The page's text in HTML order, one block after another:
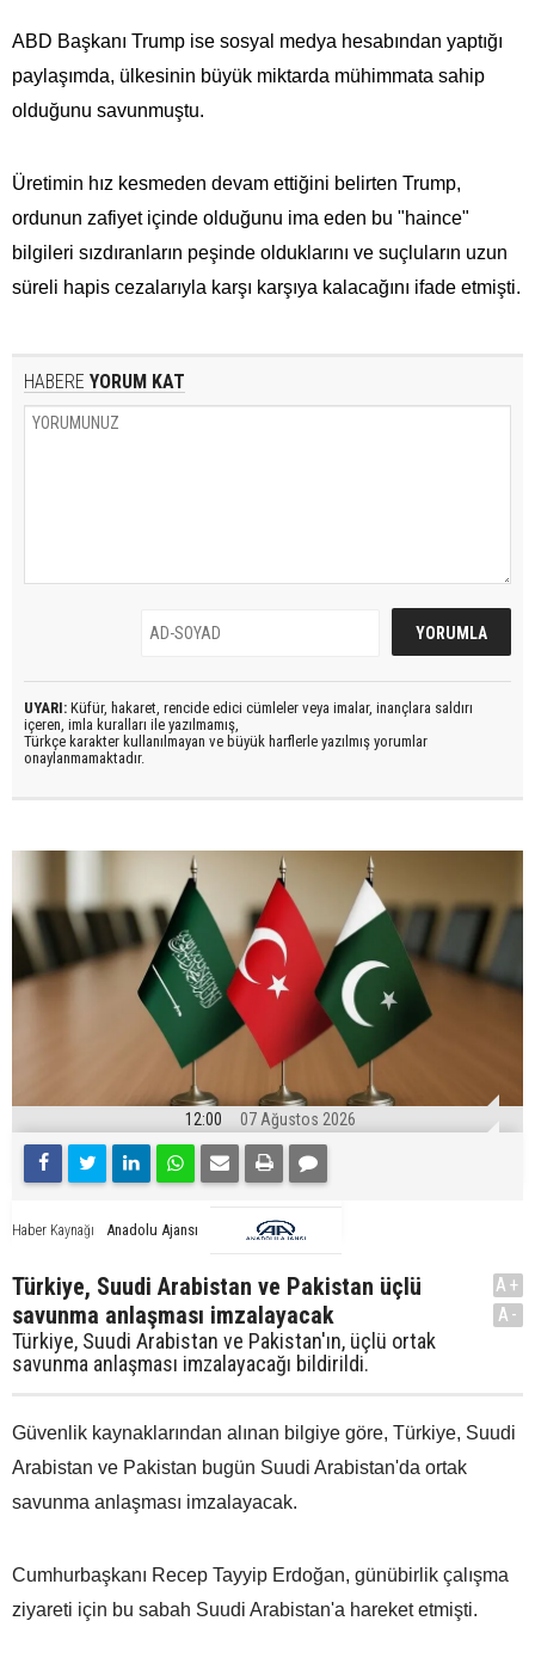
ABD Başkanı Trump ise sosyal medya hesabından yaptığı
paylaşımda, ülkesinin büyük miktarda mühimmata​​​​​​​ sahip
olduğunu savunmuştu.
Üretimin hız kesmeden devam ettiğini belirten Trump,
ordunun zafiyet içinde olduğunu ima eden bu "haince"
bilgileri sızdıranların peşinde olduklarını ve suçluların uzun
süreli hapis cezalarıyla karşı karşıya kalacağını ifade etmişti.
HABERE YORUM KAT
UYARI: Küfür, hakaret, rencide edici cümleler veya imalar, inançlara saldırı
içeren, imla kuralları ile yazılmamış,
Türkçe karakter kullanılmayan ve büyük harflerle yazılmış yorumlar
onaylanmamaktadır.
12:00 07 Ağustos 2026
Haber Kaynağı Anadolu Ajansı
Türkiye, Suudi Arabistan ve Pakistan üçlü
savunma anlaşması imzalayacak
Türkiye, Suudi Arabistan ve Pakistan'ın, üçlü ortak
savunma anlaşması imzalayacağı bildirildi.
A+
A-
Güvenlik kaynaklarından alınan bilgiye göre, Türkiye, Suudi
Arabistan ve Pakistan bugün Suudi Arabistan'da ortak
savunma anlaşması imzalayacak.
Cumhurbaşkanı Recep Tayyip Erdoğan, günübirlik çalışma
ziyareti için bu sabah Suudi Arabistan'a hareket etmişti.